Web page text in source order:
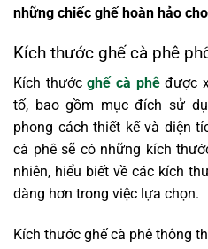
những chiếc ghế hoàn hảo
Kích thước ghế cà phê
Kích thướcghế cà phêđược
tố, bao gồm mục đích sử
phong cách thiết kế và diện
cà phê sẽ có những kích
nhiên, hiểu biết về các kích
dàng hơn trong việc lựa chọn.
Kích thước ghế cà phê thông